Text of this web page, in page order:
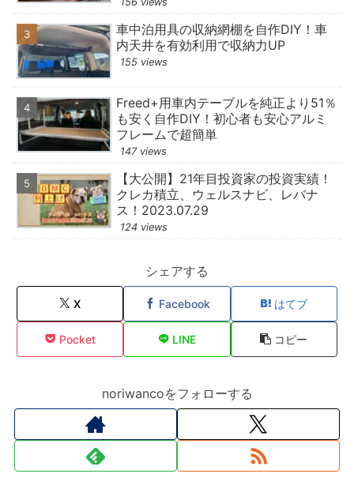
車中泊用具の収納網棚を自作DIY！車
内天井を有効利用で収納力UP
155 views
Freed+用車内テーブルを純正より51％
も安く自作DIY！初心者も安心アルミ
フレームで超簡単
147 views
【大公開】21年目投資家の投資実績！
クレカ積立、ウェルスナビ、レバナ
ス！2023.07.29
124 views
シェアする
X Facebook はてブ
Pocket LINE コピー
noriwancoをフォローする